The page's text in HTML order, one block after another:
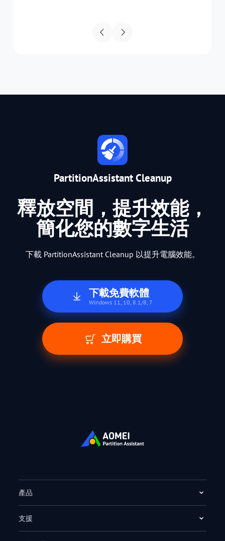
PartitionAssistant Cleanup
釋放空間，提升效能，
簡化您的數字生活
下載 PartitionAssistant Cleanup 以提升電腦效能。
下載免費軟體
Windows 11, 10, 8.1/8, 7
立即購買
產品
支援